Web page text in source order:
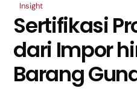
Sertifikasi
dari Impor
Barang
Insight